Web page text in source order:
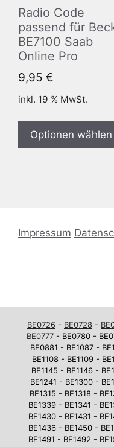
Radio Code
passend für
BE7100 Saab
Online Pro
9,95 €
inkl. 19 % MwSt.
Optionen wählen
Impressum
BE0726 - BE0728 -
BE0777- BE0780 -
BE0881 - BE1087 -
BE1108 - BE1109 -
BE1145 - BE1146 -
BE1241 - BE1300 -
BE1315 - BE1318 -
BE1339 - BE1341 -
BE1430 - BE1431 -
BE1436 - BE1450 -
BE1491 - BE1492 -